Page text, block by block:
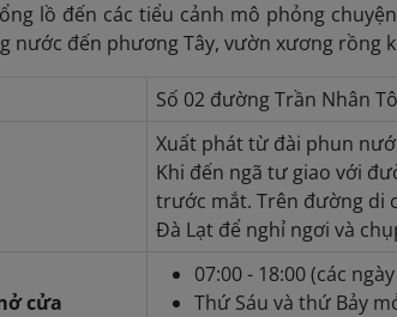
lồ đến các tiểu cảnh mô phỏng
nước đến phương Tây, vườn xương rồng
Số 02 đường Trần Nhân
Xuất phát từ đài phun
Khi đến ngã tư giao với
trước mắt. Trên đường di
Đà Lạt để nghỉ ngơi và
cửa
07:00 - 18:00 (các
Thứ Sáu và thứ Bảy